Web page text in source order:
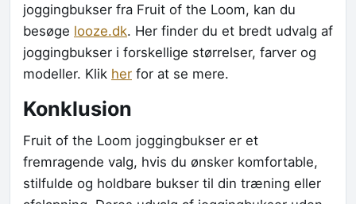
joggingbukser fra Fruit of the Loom, kan du
besøge looze.dk. Her finder du et bredt udvalg af
joggingbukser i forskellige størrelser, farver og
modeller. Klik her for at se mere.
Konklusion
Fruit of the Loom joggingbukser er et
fremragende valg, hvis du ønsker komfortable,
stilfulde og holdbare bukser til din træning eller